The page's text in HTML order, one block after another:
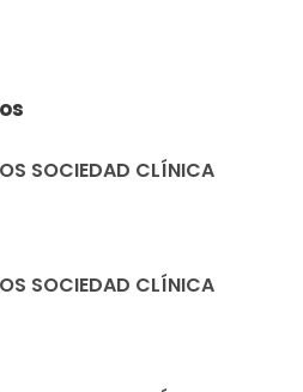
SOCIEDAD CLÍNICA
SOCIEDAD CLÍNICA